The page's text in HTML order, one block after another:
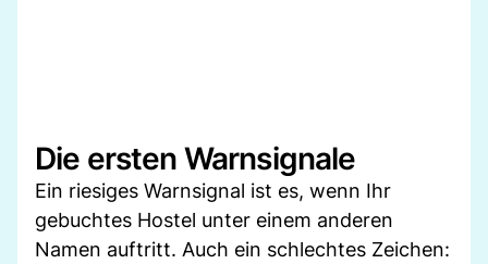
Die ersten Warnsignale
Ein riesiges Warnsignal ist es, wenn Ihr
gebuchtes Hostel unter einem anderen
Namen auftritt. Auch ein schlechtes Zeichen: